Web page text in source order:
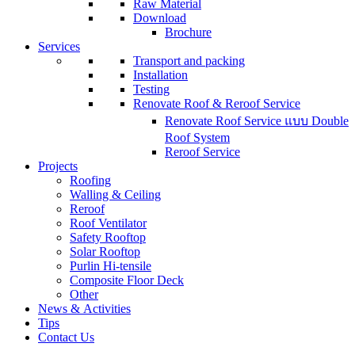
Raw Material
Download
Brochure
Services
Transport and packing
Installation
Testing
Renovate Roof & Reroof Service
Renovate Roof Service แบบ Double
Roof System
Reroof Service
Projects
Roofing
Walling & Ceiling
Reroof
Roof Ventilator
Safety Rooftop
Solar Rooftop
Purlin Hi-tensile
Composite Floor Deck
Other
News & Activities
Tips
Contact Us